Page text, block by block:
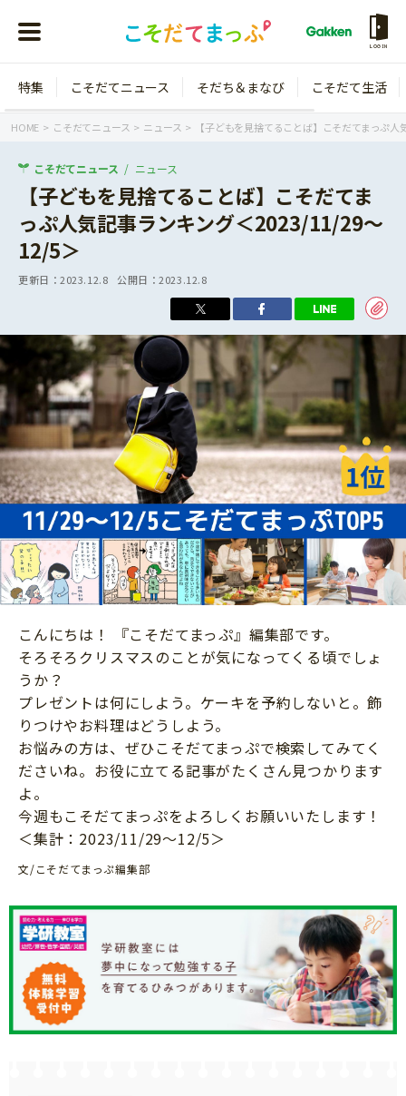
LOGIN
年齢から探す
3歳
年中
年長
小学1年生
小学2年生
小学3年生
小学4年生
小学5年生
小学6年生
こそだてニュース
イベント
ニュース
そだち＆まなび
ワーク・ドリル
幼稚園・保育園
小学校
科学・プログラミング
教育・学習
絵本・読み聞かせ
自由研究・工作
読書感想文
本・読書
運動・あそび・ゲーム
英語
知育
こそだて生活
住まい
ファッション・美容
行事・イベント
トラブル
親子でいっしょに
人間関係
家族
料理
マネー
健康
こそだてマンガ
特集 こそだてニュース そだち＆まなび こそだて生活
HOME こそだてニュース ニュース 【子どもを見捨てることば】こそだてまっぷ
こそだてニュース ニュース
【子どもを見捨てることば】こそだてま
っぷ人気記事ランキング＜2023/11/29～
12/5＞
更新日：2023.12.8 公開日：2023.12.8
こんにちは！ 『こそだてまっぷ』編集部です。
そろそろクリスマスのことが気になってくる頃でしょ
うか？
プレゼントは何にしよう。ケーキを予約しないと。飾
りつけやお料理はどうしよう。
お悩みの方は、ぜひこそだてまっぷで検索してみてく
ださいね。お役に立てる記事がたくさん見つかります
よ。
今週もこそだてまっぷをよろしくお願いいたします！
＜集計：2023/11/29～12/5＞
文/こそだてまっぷ編集部